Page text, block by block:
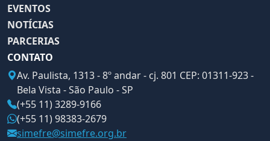
EVENTOS
NOTÍCIAS
PARCERIAS
CONTATO
Av. Paulista, 1313 - 8º andar - cj. 801 CEP: 01311-923 -
Bela Vista - São Paulo - SP
(+55 11) 3289-9166
(+55 11) 98383-2679
simefre@simefre.org.br